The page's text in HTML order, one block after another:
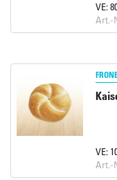
VE:
Art.-
VE:
Art.-